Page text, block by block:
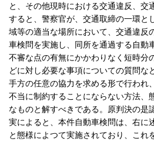
と、その他現時における交通違反、交
すると、警察官が、交通取締の一環と
域等の適当な場所において、交通違反
車検問を実施し、同所を通過する自動
不審な点の有無にかかわりなく短時分
どに対し必要な事項についての質問な
手方の任意の協力を求める形で行われ
不当に制約することにならない方法、
なものと解すべきである。原判決の是
実によると、本件自動車検問は、右に
と態様によつて実施されており、これ